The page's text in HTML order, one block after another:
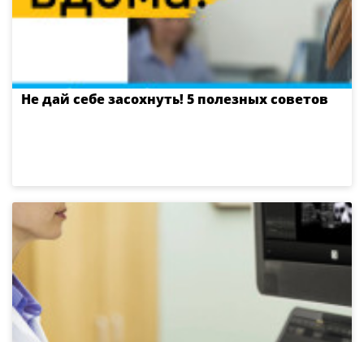
Не дай себе засохнуть! 5 полезных советов